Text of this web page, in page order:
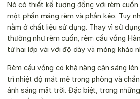
Nó có thiết kế tương đồng với rèm
một phần máng rèm và phần kéo. Tuy
nằm ở chất liệu sử dụng. Thay vì sử
thường như rèm cuốn, rèm cầu vồng
từ hai lớp vải với độ dày và mỏng khác
Rèm cầu vồng có khả năng cản sáng
trì nhiệt độ mát mẻ trong phòng và
ánh sáng mặt trời. Đặc biệt, trong